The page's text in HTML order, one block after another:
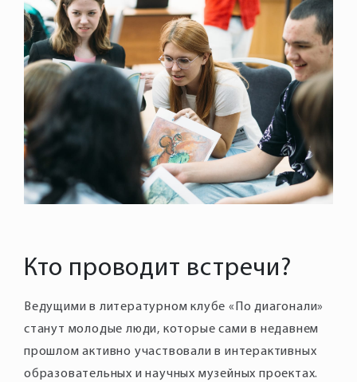
Кто проводит встречи?
Ведущими в литературном клубе «По диагонали»
станут молодые люди, которые сами в недавнем
прошлом активно участвовали в интерактивных
образовательных и научных музейных проектах.